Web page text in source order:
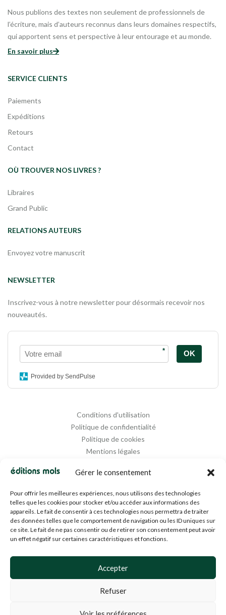
Gérer le consentement
Pour offrir les meilleures expériences, nous utilisons des technologies
telles que les cookies pour stocker et/ou accéder aux informations des
appareils. Le fait de consentir à ces technologies nous permettra de traiter
des données telles que le comportement de navigation ou les ID uniques sur
ce site. Le fait de ne pas consentir ou de retirer son consentement peut avoir
un effet négatif sur certaines caractéristiques et fonctions.
Accepter
Refuser
Nous publions des textes non seulement de professionnels de
l’écriture, mais d’auteurs reconnus dans leurs domaines respectifs,
qui apportent sens et perspective à leur entourage et au monde.
En savoir plus
SERVICE CLIENTS
Paiements
Expéditions
Retours
Contact
OÙ TROUVER NOS LIVRES ?
Libraires
Grand Public
RELATIONS AUTEURS
Envoyez votre manuscrit
NEWSLETTER
Inscrivez-vous à notre newsletter pour désormais recevoir nos
nouveautés.
* OK
Provided by SendPulse
Conditions d'utilisation
Politique de confidentialité
Politique de cookies
Mentions légales
Agence Media 112